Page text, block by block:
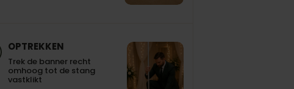
OPTREKKEN
Trek de banner recht
omhoog tot de stang
vastklikt